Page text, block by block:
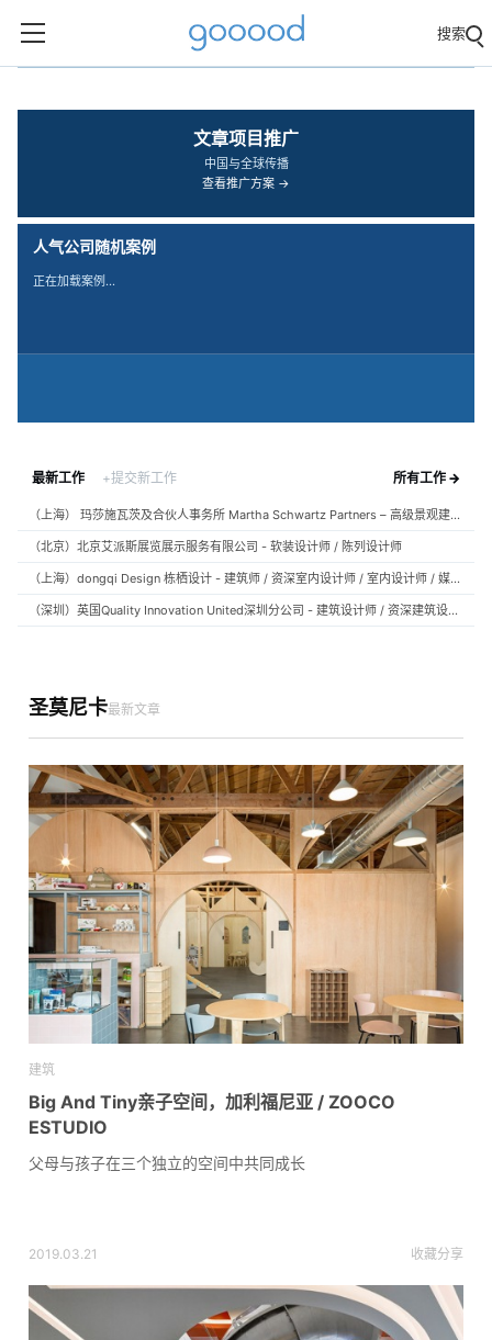
搜索
文章项目推广
中国与全球传播
查看推广方案 →
人气公司随机案例
正在加载案例…
最新工作 +提交新工作 所有工作 →
（上海） 玛莎施瓦茨及合伙人事务所 Martha Schwartz Partners – 高级景观建筑师 Senior Landscape Designer / 景观建筑师 Landscape Designer
（北京）北京艾派斯展览展示服务有限公司 - 软装设计师 / 陈列设计师
（上海）dongqi Design 栋栖设计 - 建筑师 / 资深室内设计师 / 室内设计师 / 媒体及公共关系主管 / 设计实习生（常年招聘）
（深圳）英国Quality Innovation United深圳分公司 - 建筑设计师 / 资深建筑设计师 / 室内设计师 / 设计实习生
圣莫尼卡最新文章
建筑
Big And Tiny亲子空间，加利福尼亚 / ZOOCO
ESTUDIO
父母与孩子在三个独立的空间中共同成长
2019.03.21 收藏分享